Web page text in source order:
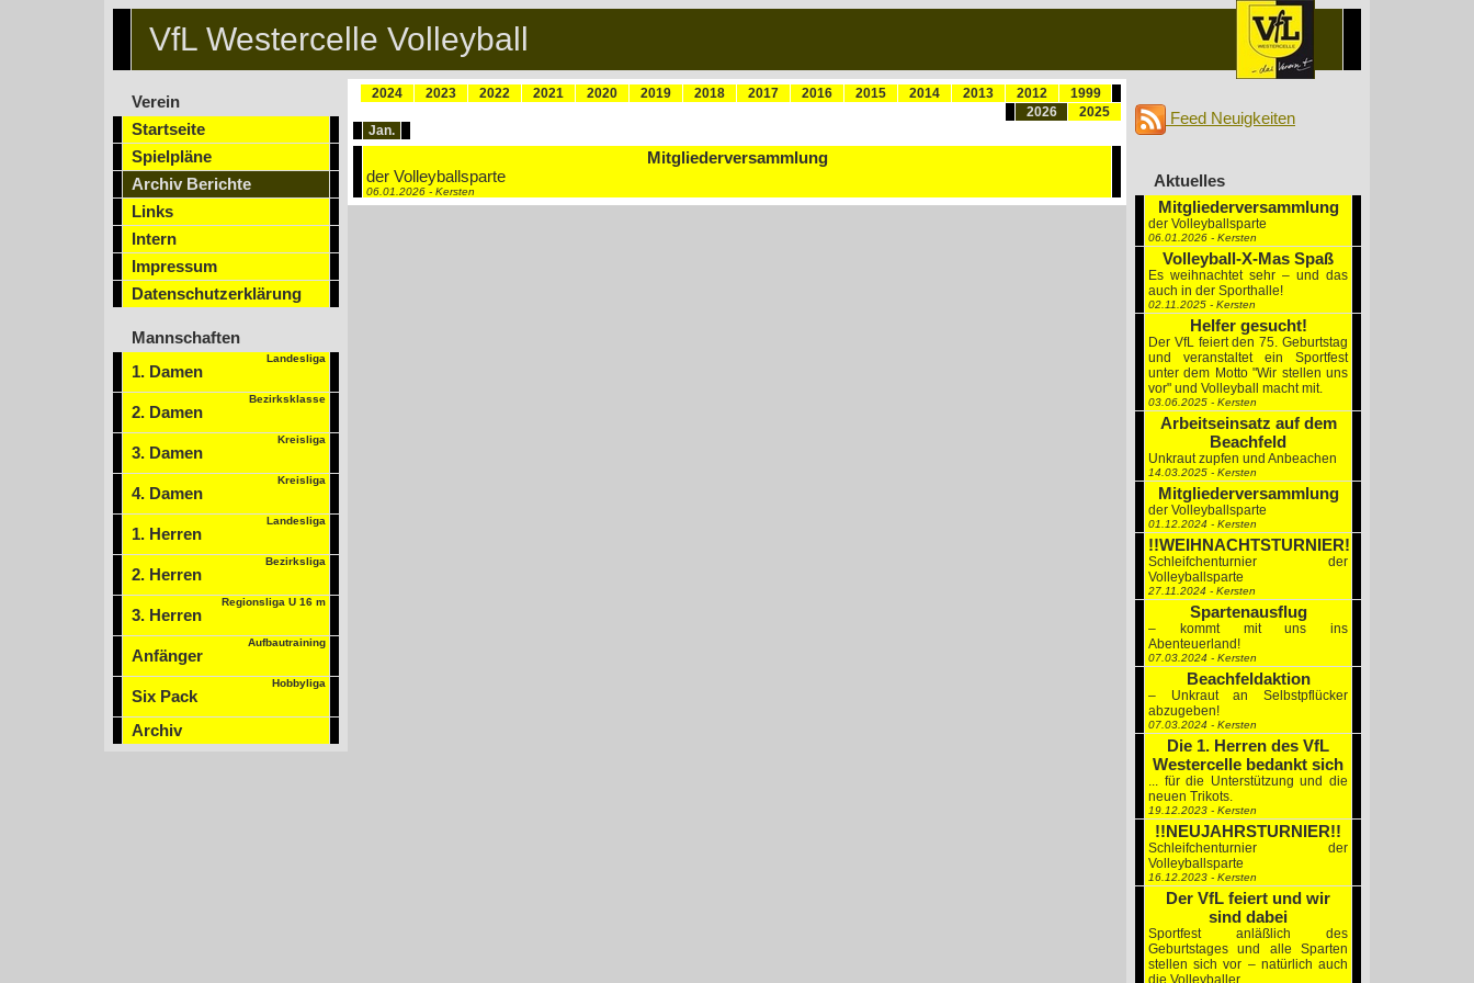
VfL Westercelle Volleyball
Verein
Startseite
Spielpläne
Archiv Berichte
Links
Intern
Impressum
Datenschutzerklärung
Mannschaften
Landesliga
1. Damen
Bezirksklasse
2. Damen
Kreisliga
3. Damen
Kreisliga
4. Damen
Landesliga
1. Herren
Bezirksliga
2. Herren
Regionsliga U 16 m
3. Herren
Aufbautraining
Anfänger
Hobbyliga
Six Pack
Archiv
1999
2012
2013
2014
2015
2016
2017
2018
2019
2020
2021
2022
2023
2024
2025
2026
Jan.
Mitgliederversammlung
der Volleyballsparte
06.01.2026 - Kersten
Feed Neuigkeiten
Aktuelles
Mitgliederversammlung
der Volleyballsparte
06.01.2026 - Kersten
Volleyball-X-Mas Spaß
Es weihnachtet sehr – und das
auch in der Sporthalle!
02.11.2025 - Kersten
Helfer gesucht!
Der VfL feiert den 75. Geburtstag
und veranstaltet ein Sportfest
unter dem Motto "Wir stellen uns
vor" und Volleyball macht mit.
03.06.2025 - Kersten
Arbeitseinsatz auf dem
Beachfeld
Unkraut zupfen und Anbeachen
14.03.2025 - Kersten
Mitgliederversammlung
der Volleyballsparte
01.12.2024 - Kersten
!!WEIHNACHTSTURNIER!!
Schleifchenturnier der
Volleyballsparte
27.11.2024 - Kersten
Spartenausflug
– kommt mit uns ins
Abenteuerland!
07.03.2024 - Kersten
Beachfeldaktion
– Unkraut an Selbstpflücker
abzugeben!
07.03.2024 - Kersten
Die 1. Herren des VfL
Westercelle bedankt sich
... für die Unterstützung und die
neuen Trikots.
19.12.2023 - Kersten
!!NEUJAHRSTURNIER!!
Schleifchenturnier der
Volleyballsparte
16.12.2023 - Kersten
Der VfL feiert und wir
sind dabei
Sportfest anläßlich des
Geburtstages und alle Sparten
stellen sich vor – natürlich auch
die Volleyballer